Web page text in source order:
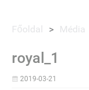
Főoldal > Média
royal_1
2019-03-21